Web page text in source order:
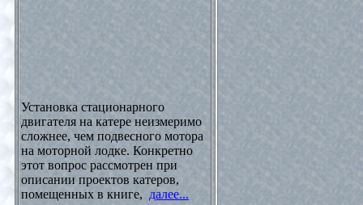
Установка стационарного
двигателя на катере неизмеримо
сложнее, чем подвесного мотора
на моторной лодке. Конкретно
этот вопрос рассмотрен при
описании проектов катеров,
помещенных в книге, далее...